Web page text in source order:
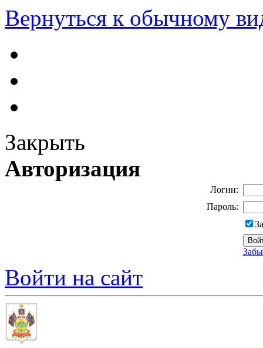
Вернуться к обычному
Закрыть
Авторизация
Логин:
Пароль:
Войти на сайт